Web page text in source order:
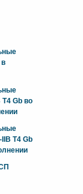
Gb во
T4 Gb